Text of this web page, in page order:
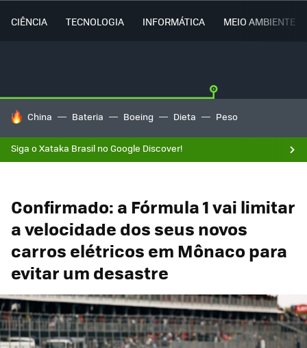
CIÊNCIA TECNOLOGIA INFORMÁTICA MEIO AMBIENTE
TENDÊNCIAS DO DIA
China Bateria Boeing Dieta Peso
Siga o Xataka Brasil no Google Discover!
Confirmado: a Fórmula 1 vai limitar
a velocidade dos seus novos
carros elétricos em Mônaco para
evitar um desastre